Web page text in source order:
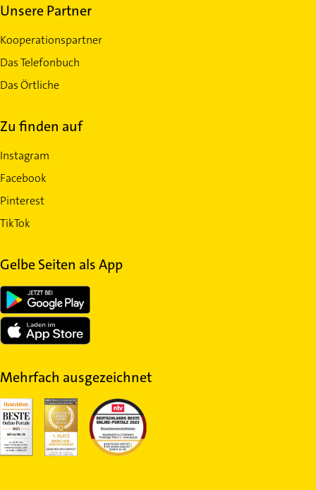
Unsere Partner
Kooperationspartner
Das Telefonbuch
Das Örtliche
Zu finden auf
Instagram
Facebook
Pinterest
TikTok
Gelbe Seiten als App
Mehrfach ausgezeichnet